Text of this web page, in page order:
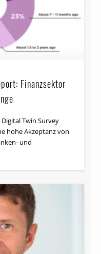
Finanzsektor
Twin Survey
hohe Akzeptanz von
und